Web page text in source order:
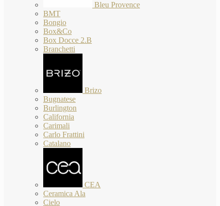
Bleu Provence
BMT
Bongio
Box&Co
Box Docce 2.B
Branchetti
Brizo
Bugnatese
Burlington
California
Carimali
Carlo Frattini
Catalano
CEA
Ceramica Ala
Cielo